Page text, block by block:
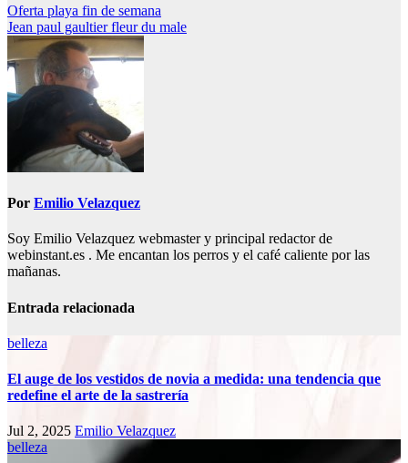
Navegación
de
entradas
Oferta playa fin de semana
Jean paul gaultier fleur du male
Por Emilio Velazquez
Soy Emilio Velazquez webmaster y principal redactor de
webinstant.es . Me encantan los perros y el café caliente por las
mañanas.
Entrada relacionada
belleza
El auge de los vestidos de novia a medida: una tendencia que
redefine el arte de la sastrería
Jul 2, 2025 Emilio Velazquez
belleza